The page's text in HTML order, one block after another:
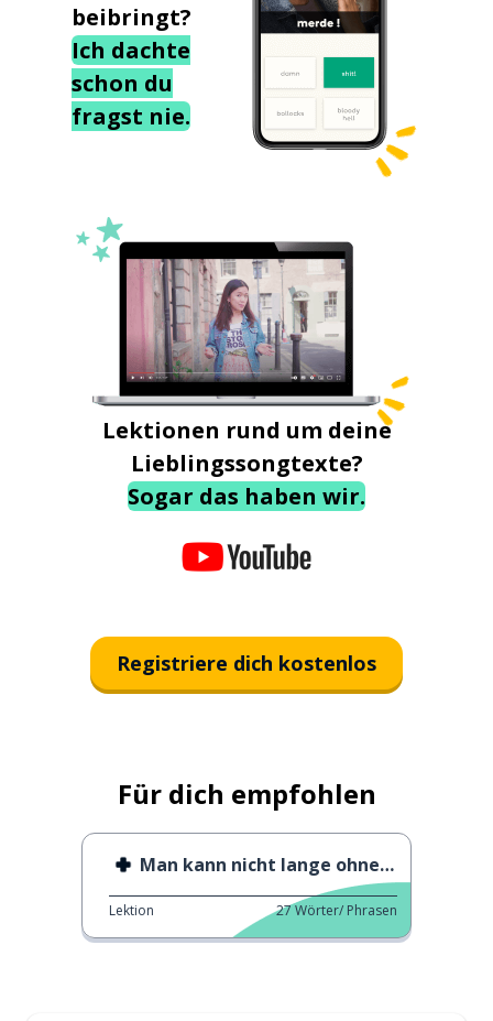
beibringt?
Ich dachte
schon du
fragst nie.
Lektionen rund um deine
Lieblingssongtexte?
Sogar das haben wir.
Registriere dich kostenlos
Für dich empfohlen
Man kann nicht lange ohne ○○ leben
Lektion 27Wörter/ Phrasen